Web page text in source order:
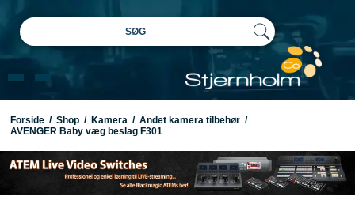
SØG
Forside / Shop / Kamera / Andet kamera tilbehør /
AVENGER Baby væg beslag F301